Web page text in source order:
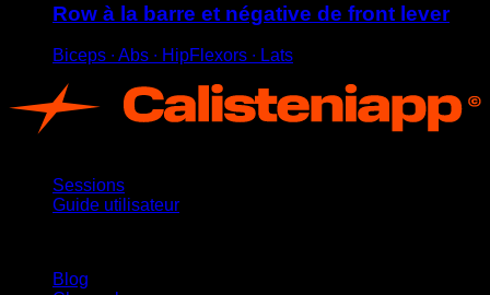
Row à la barre et négative de front lever
Biceps ∙ Abs ∙ HipFlexors ∙ Lats
Sessions
Guide utilisateur
Blog